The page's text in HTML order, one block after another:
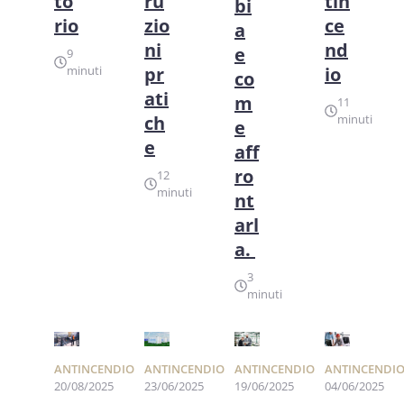
rio
9
minuti
zio
ni
pr
ati
ch
e
12
minuti
bi
a
e
co
m
e
aff
ro
nt
arl
a.
3
minuti
ce
nd
io
11
minuti
ANTINCENDIO
20/08/2025
ANTINCENDIO
23/06/2025
ANTINCENDIO
19/06/2025
ANTINCENDIO
04/06/2025